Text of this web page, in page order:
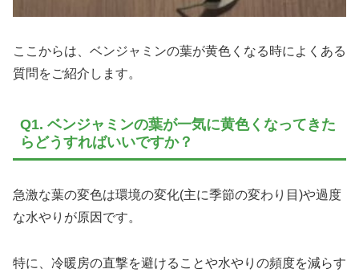
ここからは、ベンジャミンの葉が黄色くなる時によくある
質問をご紹介します。
Q1. ベンジャミンの葉が一気に黄色くなってきた
らどうすればいいですか？
急激な葉の変色は環境の変化(主に季節の変わり目)や過度
な水やりが原因です。
特に、冷暖房の直撃を避けることや水やりの頻度を減らす